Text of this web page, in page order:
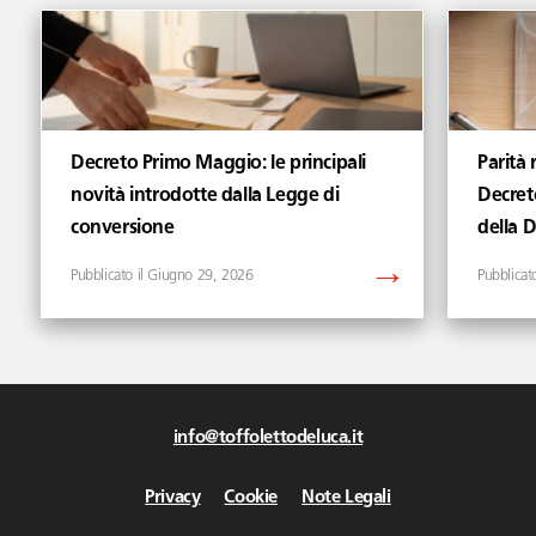
Decreto Primo Maggio: le principali
novità introdotte dalla Legge di
conversione
Giugno 29, 2026
Parità
della
info@toffolettodeluca.it
Privacy Cookie Note Legali